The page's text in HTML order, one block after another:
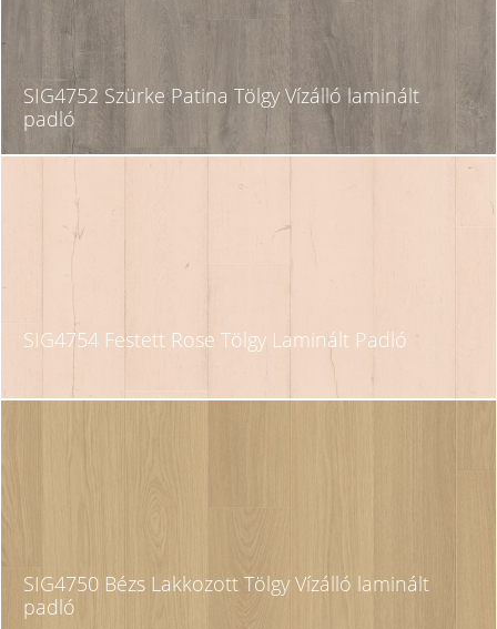
SIG4752 Szürke Patina Tölgy Vízálló laminált
padló
SIG4754 Festett Rose Tölgy Laminált Padló
SIG4750 Bézs Lakkozott Tölgy Vízálló laminált
padló